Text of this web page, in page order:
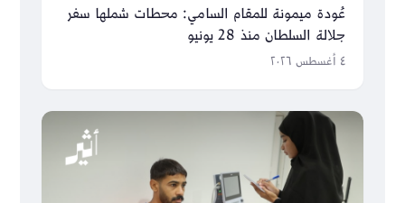
عُودة ميمونة للمقام السامي: محطات شملها سفر
جلالة السلطان منذ 28 يونيو
٤ أغسطس ٢٠٢٦